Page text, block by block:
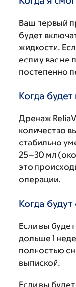
Ваш первый
будет
жидкости.
если у вас не
постепенно
Когда
Дренаж
количество
стабильно
25–30 мл
это
операции.
Когда
Если вы
дольше 1
полностью
выпиской.
Если вы